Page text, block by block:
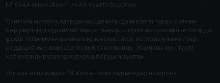
№16544 «NewsRoom +» АА Куәлігі берілген.
Сайттағы материалдарды пайдаланғанда міндетті түрде сілтеме
берулеріңізді сұраймыз. Ақпараттық порталдағы авторлық және басқа да
құқықтар толығымен қорғалатынын ескертеміз. Автордың жеке пікірі
редакцияның көзқарасы болып саналмайды. Жарнама мен түрлі
хабарландыруларға жарнама беруші жауапты.
Портал жаңалықтары 18 жастан асқан оқырмандар назарына.